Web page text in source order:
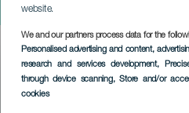
website.
We and our partners process data for the
Personalised advertising and content,
research and services development,
through device scanning, Store and/or
cookies
Festival Sansofé
Imagen
Listado